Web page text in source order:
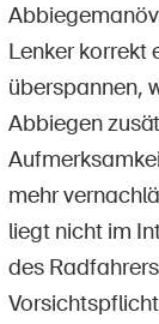
Lenker korrekt
überspannen,
Abbiegen
mehr
liegt nicht im
des